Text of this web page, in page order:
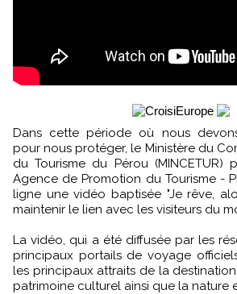
Dans cette période où nous devons rester chez-nous
pour nous protéger, le Ministère du
du Tourisme du Pérou
Agence de Promotion du Tourisme -
ligne une vidéo baptisée "Je rêve,
maintenir le lien avec les visiteurs du
La vidéo, qui a été diffusée par les
principaux portails de voyage
les principaux attraits de la
patrimoine culturel ainsi que la nature